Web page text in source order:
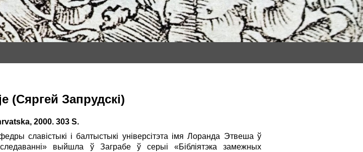
(Сяргей Запрудскі)
2000. 303 S.
славістыкі і балтыстыкі універсітэта імя Лоранда Этвеша ў
выйшла ў Заграбе ў серыі «Бібліятэка замежных